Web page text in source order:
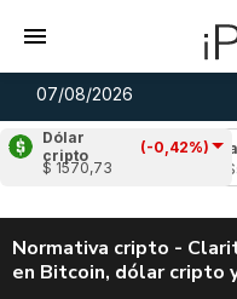
07/08/2026
Dólar
cripto
(-0,42%)
$ 1570,73
(-1,96%)
u$s
Normativa cripto -
en Bitcoin, dólar cripto